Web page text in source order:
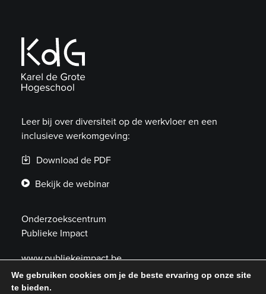
Leer bij over diversiteit op de werkvloer en een
inclusieve werkomgeving:
Download de PDF
Bekijk de webinar
Onderzoekscentrum
Publieke Impact
www.publiekeimpact.be
publiekeimpact@kdg.be
We gebruiken cookies om je de beste ervaring op onze site
te bieden.